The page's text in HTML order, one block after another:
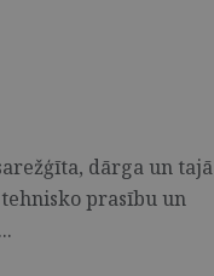
dārga un tajā
prasību un